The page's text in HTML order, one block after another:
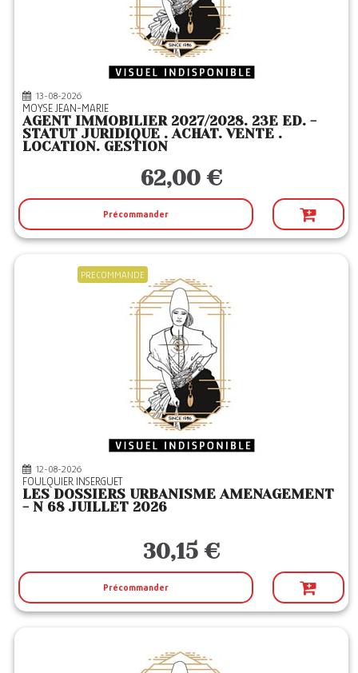
13-08-2026
MOYSE JEAN-MARIE
AGENT IMMOBILIER 2027/2028. 23E ED. -
STATUT JURIDIQUE . ACHAT. VENTE .
LOCATION. GESTION
62,00 €
Précommander
PRECOMMANDE
12-08-2026
FOULQUIER INSERGUET
LES DOSSIERS URBANISME AMENAGEMENT
- N 68 JUILLET 2026
30,15 €
Précommander